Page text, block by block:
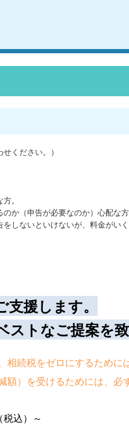
ください。）
。
か（申告が必要なのか）心配な方
しないといけないが、料金がい
援します。
トなご提案を致
続税をゼロにするために
）を受けるためには、必
込）～